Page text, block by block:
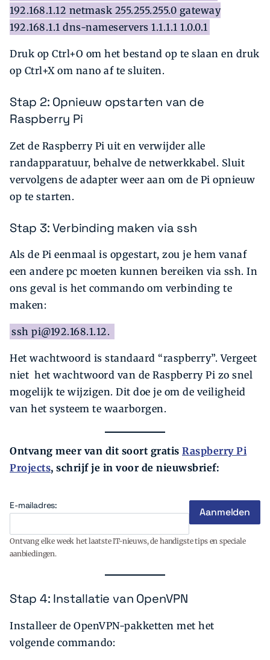
192.168.1.12 netmask 255.255.255.0 gateway
192.168.1.1 dns-nameservers 1.1.1.1 1.0.0.1
Druk op Ctrl+O om het bestand op te slaan en druk
op Ctrl+X om nano af te sluiten.
Stap 2: Opnieuw opstarten van de
Raspberry Pi
Zet de Raspberry Pi uit en verwijder alle
randapparatuur, behalve de netwerkkabel. Sluit
vervolgens de adapter weer aan om de Pi opnieuw
op te starten.
Stap 3: Verbinding maken via ssh
Als de Pi eenmaal is opgestart, zou je hem vanaf
een andere pc moeten kunnen bereiken via ssh. In
ons geval is het commando om verbinding te
maken:
ssh pi@192.168.1.12.
Het wachtwoord is standaard “raspberry”. Vergeet
niet het wachtwoord van de Raspberry Pi zo snel
mogelijk te wijzigen. Dit doe je om de veiligheid
van het systeem te waarborgen.
Ontvang meer van dit soort gratis Raspberry Pi
Projects, schrijf je in voor de nieuwsbrief:
E-mailadres:
Ontvang elke week het laatste IT-nieuws, de handigste tips en speciale
aanbiedingen.
Stap 4: Installatie van OpenVPN
Installeer de OpenVPN-pakketten met het
volgende commando: